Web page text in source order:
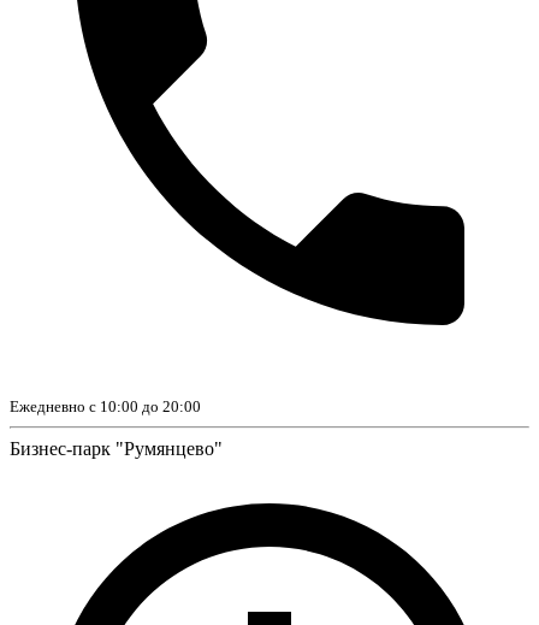
Ежедневно с 10:00 до 20:00
Бизнес-парк "Румянцево"